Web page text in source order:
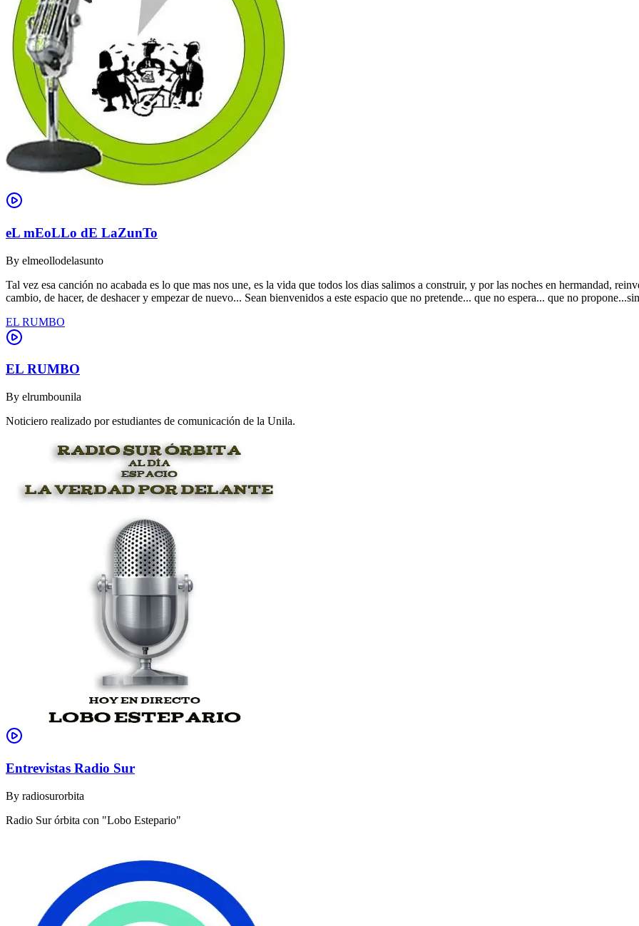
eL mEoLLo dE LaZunTo
By elmeollodelasunto
Tal vez esa canción no acabada es lo que mas nos une, es la vida que todos los dias salimos a construir, y por las noches en hermandad,
cambio, de hacer, de deshacer y empezar de nuevo... Sean bienvenidos a este espacio que no pretende... que no espera... que no
EL RUMBO
EL RUMBO
By elrumbounila
Noticiero realizado por estudiantes de comunicación de la Unila.
Entrevistas Radio Sur
By radiosurorbita
Radio Sur órbita con "Lobo Estepario"